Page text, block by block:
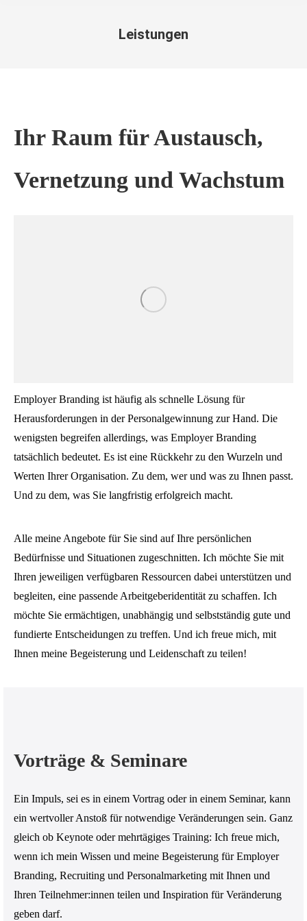
Leistungen
Ihr Raum für Austausch,
Vernetzung und Wachstum
Employer Branding ist häufig als schnelle Lösung für
Herausforderungen in der Personalgewinnung zur Hand. Die
wenigsten begreifen allerdings, was Employer Branding
tatsächlich bedeutet. Es ist eine Rückkehr zu den Wurzeln und
Werten Ihrer Organisation. Zu dem, wer und was zu Ihnen passt.
Und zu dem, was Sie langfristig erfolgreich macht.
Alle meine Angebote für Sie sind auf Ihre persönlichen
Bedürfnisse und Situationen zugeschnitten. Ich möchte Sie mit
Ihren jeweiligen verfügbaren Ressourcen dabei unterstützen und
begleiten, eine passende Arbeitgeberidentität zu schaffen. Ich
möchte Sie ermächtigen, unabhängig und selbstständig gute und
fundierte Entscheidungen zu treffen. Und ich freue mich, mit
Ihnen meine Begeisterung und Leidenschaft zu teilen!
Vorträge & Seminare
Ein Impuls, sei es in einem Vortrag oder in einem Seminar, kann
ein wertvoller Anstoß für notwendige Veränderungen sein. Ganz
gleich ob Keynote oder mehrtägiges Training: Ich freue mich,
wenn ich mein Wissen und meine Begeisterung für Employer
Branding, Recruiting und Personalmarketing mit Ihnen und
Ihren Teilnehmer:innen teilen und Inspiration für Veränderung
geben darf.